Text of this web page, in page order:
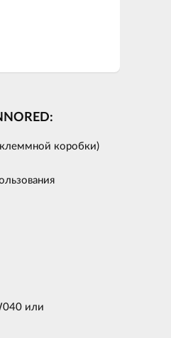
RED:
клеммной коробки)
или